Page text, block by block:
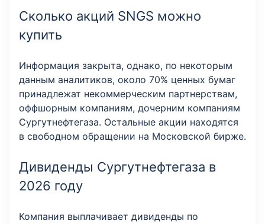
Сколько акций SNGS можно
купить
Информация закрыта, однако, по некоторым
данным аналитиков, около 70% ценных бумаг
принадлежат некоммерческим партнерствам,
оффшорным компаниям, дочерним компаниям
Сургутнефтегаза. Остальные акции находятся
в свободном обращении на Московской бирже.
Дивиденды Сургутнефтегаза в
2026 году
Компания выплачивает дивиденды по